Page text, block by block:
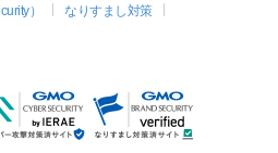
）
なりすまし対策